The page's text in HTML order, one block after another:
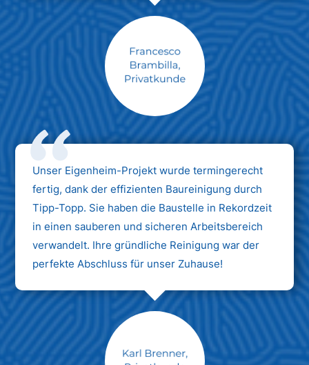
Max Mustermann
Unternehmen AG
Unser Eigenheim-Projekt wurde termingerecht
fertig, dank der effizienten Baureinigung durch
Tipp-Topp. Sie haben die Baustelle in Rekordzeit
in einen sauberen und sicheren Arbeitsbereich
verwandelt. Ihre gründliche Reinigung war der
perfekte Abschluss für unser Zuhause!